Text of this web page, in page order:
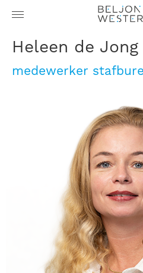
Heleen de Jong
medewerker